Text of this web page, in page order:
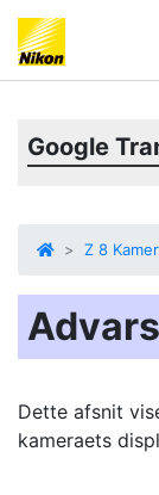
Google
Z 8
Dette afsnit
kameraets